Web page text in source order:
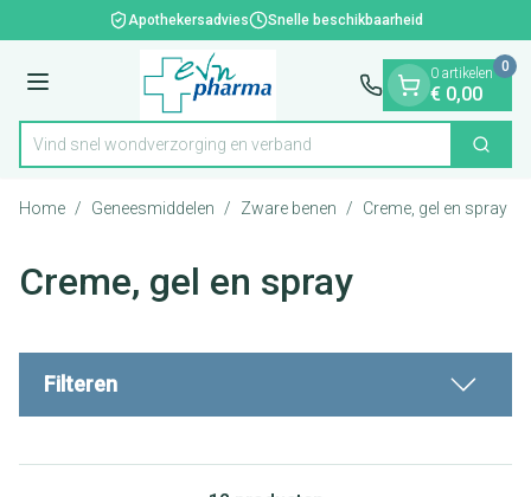
Ga naar de inhoudApothekersadvies Snelle beschikbaarheid
Menu
Product, merk, categorie...
Vind snel wondverzorging en verban Zoek
0 artikelen
€ 0,00
0
Home / Geneesmiddelen / Zware benen / Creme, gel en spray
Creme, gel en spray
Filteren